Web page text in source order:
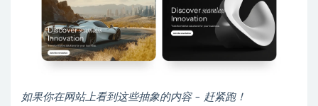
如果你在网站上看到这些抽象的内容 – 赶紧跑！